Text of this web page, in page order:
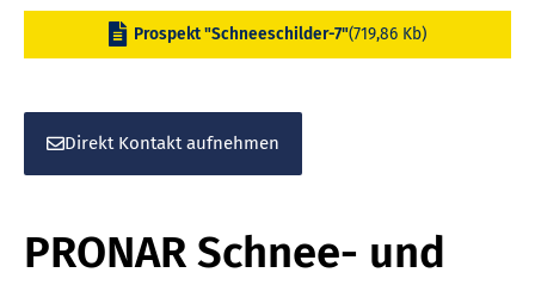
Prospekt "Schneeschilder-7"(719,86 Kb)
Direkt Kontakt aufnehmen
PRONAR Schnee- und